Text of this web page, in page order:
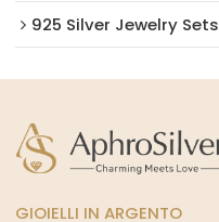
925 Silver Jewelry Sets
GIOIELLI IN ARGENTO